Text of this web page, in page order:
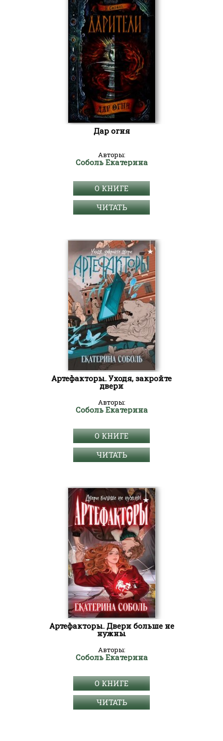
Дар огня
Авторы:
Соболь Екатерина
О КНИГЕ
ЧИТАТЬ
Артефакторы. Уходя, закройте
двери
Авторы:
Соболь Екатерина
О КНИГЕ
ЧИТАТЬ
Артефакторы. Двери больше не
нужны
Авторы:
Соболь Екатерина
О КНИГЕ
ЧИТАТЬ